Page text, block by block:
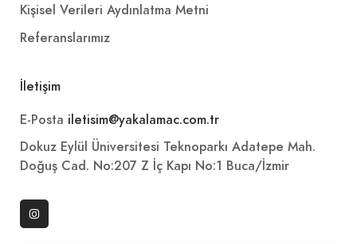
Kişisel Verileri Aydınlatma Metni
Referanslarımız
İletişim
E-Posta iletisim@yakalamac.com.tr
Dokuz Eylül Üniversitesi Teknoparkı Adatepe Mah.
Doğuş Cad. No:207 Z İç Kapı No:1 Buca/İzmir